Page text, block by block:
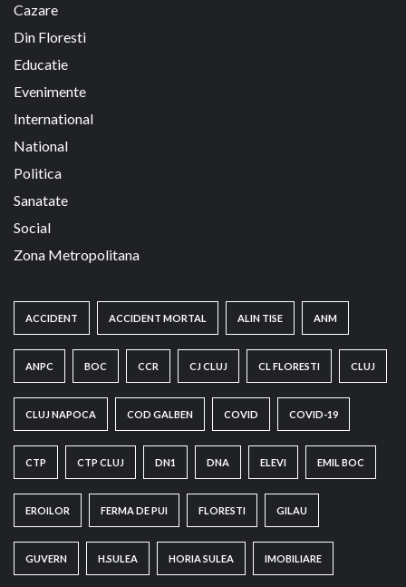
Cazare
Din Floresti
Educatie
Evenimente
International
National
Politica
Sanatate
Social
Zona Metropolitana
ACCIDENT ACCIDENT MORTAL ALIN TISE ANM
ANPC BOC CCR CJ CLUJ CL FLORESTI CLUJ
CLUJ NAPOCA COD GALBEN COVID COVID-19
CTP CTP CLUJ DN1 DNA ELEVI EMIL BOC
EROILOR FERMA DE PUI FLORESTI GILAU
GUVERN H.SULEA HORIA SULEA IMOBILIARE